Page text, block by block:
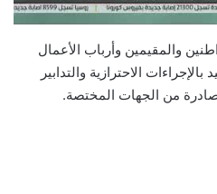
والمقيمين وأرباب الأعمال
الاحترازية والتدابير
الصادرة من الجهات المختصة.